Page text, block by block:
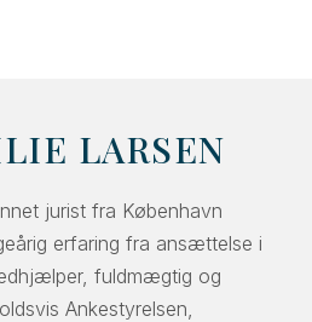
LARSEN
jurist fra København
erfaring fra ansættelse i
fuldmægtig og
Ankestyrelsen,